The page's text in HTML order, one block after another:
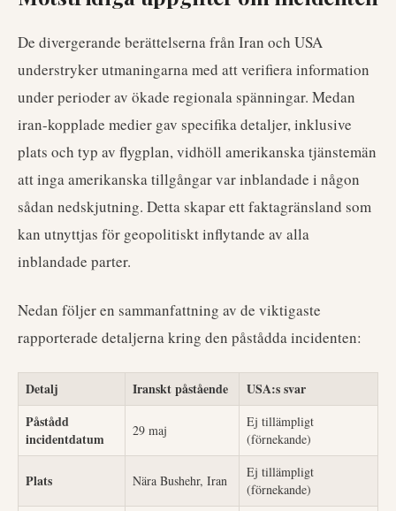
De divergerande berättelserna från Iran och USA
understryker utmaningarna med att verifiera information
under perioder av ökade regionala spänningar. Medan
iran-kopplade medier gav specifika detaljer, inklusive
plats och typ av flygplan, vidhöll amerikanska tjänstemän
att inga amerikanska tillgångar var inblandade i någon
sådan nedskjutning. Detta skapar ett faktagränsland som
kan utnyttjas för geopolitiskt inflytande av alla
inblandade parter.
Nedan följer en sammanfattning av de viktigaste
rapporterade detaljerna kring den påstådda incidenten:
Detalj Iranskt påstående
USA:s svar
Påstådd
incidentdatum
29 maj
Ej tillämpligt
(förnekande)
Plats Nära Bushehr, Iran
Ej tillämpligt
(förnekande)